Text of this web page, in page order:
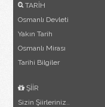
TARİH
Osmanlı Devleti
Yakın Tarih
Osmanlı Mirası
Tarihi Bilgiler
ŞİİR
Sizin Şiirleriniz..